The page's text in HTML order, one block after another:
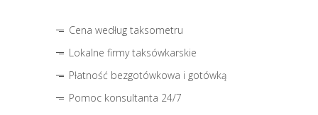
Cena według taksometru
Lokalne firmy taksówkarskie
Płatność bezgotówkowa i gotówką
Pomoc konsultanta 24/7